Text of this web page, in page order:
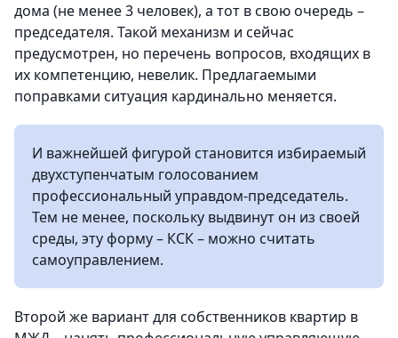
дома (не менее 3 человек), а тот в свою очередь –
председателя. Такой механизм и сейчас
предусмотрен, но перечень вопросов, входящих в
их компетенцию, невелик. Предлагаемыми
поправками ситуация кардинально меняется.
И важнейшей фигурой становится избираемый
двухступенчатым голосованием
профессиональный управдом-председатель.
Тем не менее, поскольку выдвинут он из своей
среды, эту форму – КСК – можно считать
самоуправлением.
Второй же вариант для собственников квартир в